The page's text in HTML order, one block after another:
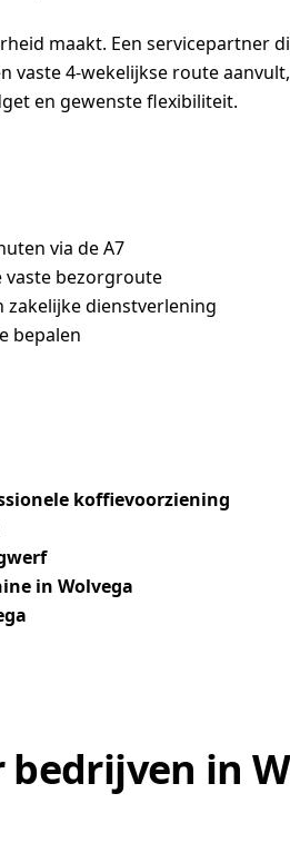
maakt. Een servicepartner
vaste 4-wekelijkse route
en gewenste flexibiliteit.
via de A7
vaste bezorgroute
zakelijke dienstverlening
bepalen
koffievoorziening
in Wolvega
in